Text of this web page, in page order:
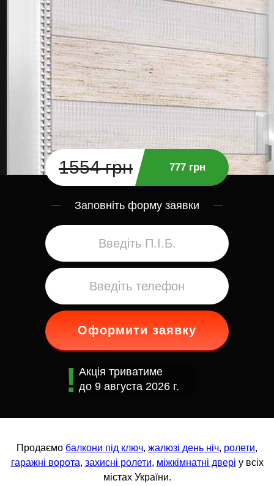
1554 грн 777 грн
Заповніть форму заявки
Оформити заявку
Акція триватиме
до 9 августа 2026 г.
Продаємо балкони під ключ, жалюзі день ніч, ролети,
гаражні ворота, захисні ролети, міжкімнатні двері у всіх
містах України.